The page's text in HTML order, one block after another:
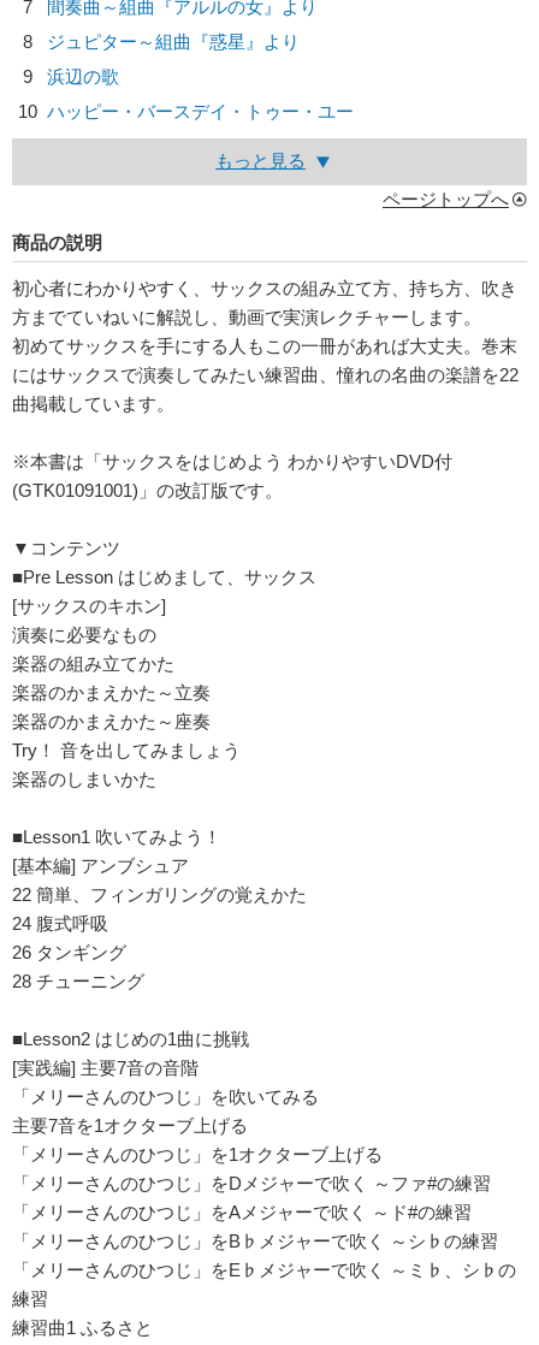
7
間奏曲～組曲『アルルの女』より
8
ジュピター～組曲『惑星』より
9
浜辺の歌
10 ハッピー・バースデイ・トゥー・ユー
もっと見る
ページトップへ
商品の説明
初心者にわかりやすく、サックスの組み立て方、持ち方、吹き
方までていねいに解説し、動画で実演レクチャーします。
初めてサックスを手にする人もこの一冊があれば大丈夫。巻末
にはサックスで演奏してみたい練習曲、憧れの名曲の楽譜を22
曲掲載しています。
※本書は「サックスをはじめよう わかりやすいDVD付
(GTK01091001)」の改訂版です。
▼コンテンツ
■Pre Lesson はじめまして、サックス
[サックスのキホン]
演奏に必要なもの
楽器の組み立てかた
楽器のかまえかた～立奏
楽器のかまえかた～座奏
Try！ 音を出してみましょう
楽器のしまいかた
■Lesson1 吹いてみよう！
[基本編] アンブシュア
22 簡単、フィンガリングの覚えかた
24 腹式呼吸
26 タンギング
28 チューニング
■Lesson2 はじめの1曲に挑戦
[実践編] 主要7音の音階
「メリーさんのひつじ」を吹いてみる
主要7音を1オクターブ上げる
「メリーさんのひつじ」を1オクターブ上げる
「メリーさんのひつじ」をDメジャーで吹く ～ファ#の練習
「メリーさんのひつじ」をAメジャーで吹く ～ド#の練習
「メリーさんのひつじ」をB♭メジャーで吹く ～シ♭の練習
「メリーさんのひつじ」をE♭メジャーで吹く ～ミ♭、シ♭の
練習
練習曲1 ふるさと